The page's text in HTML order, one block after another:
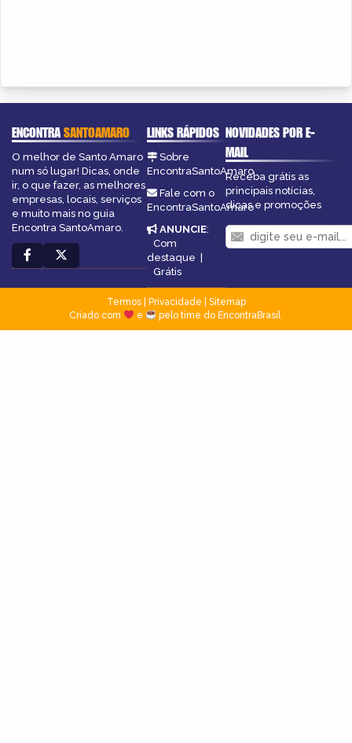
ENCONTRASANTOAMARO
O melhor de Santo Amaro
num só lugar! Dicas, onde
ir, o que fazer, as melhores
empresas, locais, serviços
e muito mais no guia
Encontra SantoAmaro.
LINKS RÁPIDOS
Sobre
EncontraSantoAmaro
Fale com o
EncontraSantoAmaro
ANUNCIE:
Com
destaque |
Grátis
NOVIDADES POR E-
MAIL
Receba grátis as
principais notícias,
dicas e promoções
Termos| Privacidade
Sitemap
Criado com
e pelo time do EncontraBrasil